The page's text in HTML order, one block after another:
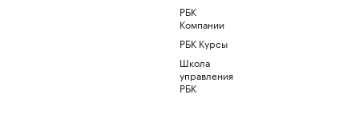
РБК
Компании
РБК Курсы
Школа
управления
РБК